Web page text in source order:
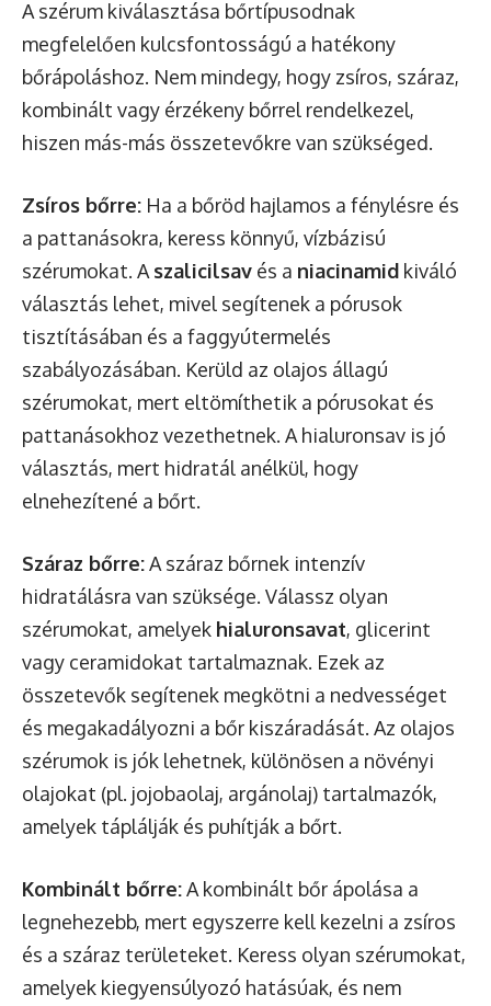
A szérum kiválasztása bőrtípusodnak
megfelelően kulcsfontosságú a hatékony
bőrápoláshoz. Nem mindegy, hogy zsíros, száraz,
kombinált vagy érzékeny bőrrel rendelkezel,
hiszen más-más összetevőkre van szükséged.
Zsíros bőrre: Ha a bőröd hajlamos a fénylésre és
a pattanásokra, keress könnyű, vízbázisú
szérumokat. A szalicilsav és a niacinamid kiváló
választás lehet, mivel segítenek a pórusok
tisztításában és a faggyútermelés
szabályozásában. Kerüld az olajos állagú
szérumokat, mert eltömíthetik a pórusokat és
pattanásokhoz vezethetnek. A hialuronsav is jó
választás, mert hidratál anélkül, hogy
elnehezítené a bőrt.
Száraz bőrre:A száraz bőrnek intenzív
hidratálásra van szüksége. Válassz olyan
szérumokat, amelyek hialuronsavat, glicerint
vagy ceramidokat tartalmaznak. Ezek az
összetevők segítenek megkötni a nedvességet
és megakadályozni a bőr kiszáradását. Az olajos
szérumok is jók lehetnek, különösen a növényi
olajokat (pl. jojobaolaj, argánolaj) tartalmazók,
amelyek táplálják és puhítják a bőrt.
Kombinált bőrre:A kombinált bőr ápolása a
legnehezebb, mert egyszerre kell kezelni a zsíros
és a száraz területeket. Keress olyan szérumokat,
amelyek kiegyensúlyozó hatásúak, és nem